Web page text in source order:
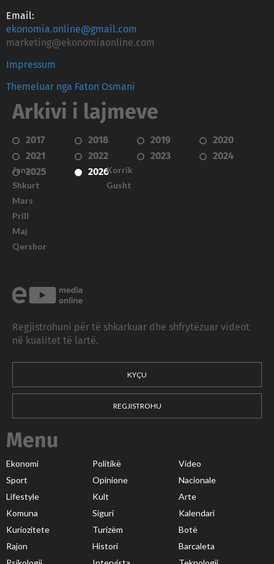
Email:
ekonomia.online@gmail.com
marketing@ekonomiaonline.com
Impressum
Themeluar nga Faton Osmani
Arkivi i lajmeve
2017 2018 2019
2020
2021
2022 2023
2024
2025
2026
Janar
Shkurt
Mars
Prill
Maj
Qershor
Korrik
Gusht
Regjistrohuni për të shkarkuar dhe shfrytëzuar videot
në kualitet të lartë.
KYÇU
REGJISTROHU
Menu
Ekonomi Politikë
Video
Sport
Opinione
Nacionale
Lifestyle
Kult
Arte
Komuna
Siguri
Kalendari
Kuriozitete
Turizëm
Botë
Rajon
Histori
Barcaleta